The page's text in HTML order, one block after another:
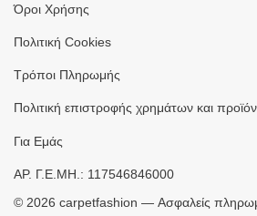
Όροι Χρήσης
Πολιτική Cookies
Τρόποι Πληρωμής
Πολιτική επιστροφής χρημάτων και
Για Εμάς
ΑΡ. Γ.Ε.ΜΗ.: 117546846000
© 2026 carpetfashion — Ασφαλείς